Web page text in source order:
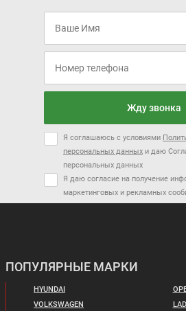
Жду звонка
Я соглашаюсь с условиями
персональных данных и даю
персональных данных
Я даю согласие на получение
маркетинговых и рекламных
ПОПУЛЯРНЫЕ МАРКИ
HYUNDAI
VOLKSWAGEN